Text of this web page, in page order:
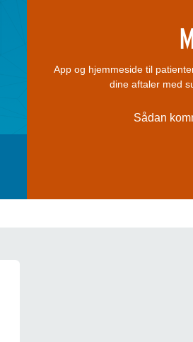
App og hjemmeside til
dine aftaler med
Sådan